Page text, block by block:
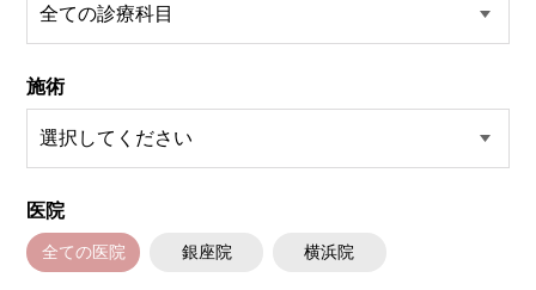
施術
医院
全ての医院 銀座院 横浜院